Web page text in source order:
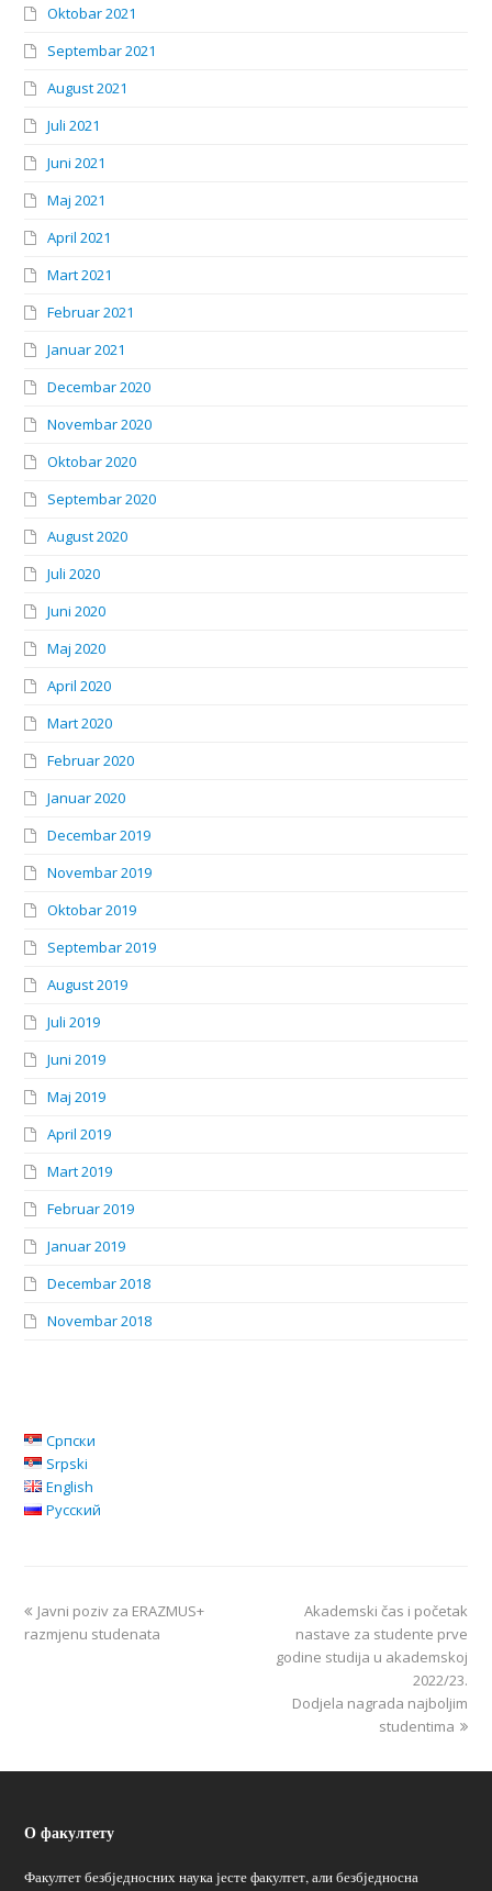
Oktobar 2021
Septembar 2021
August 2021
Juli 2021
Juni 2021
Maj 2021
April 2021
Mart 2021
Februar 2021
Januar 2021
Decembar 2020
Novembar 2020
Oktobar 2020
Septembar 2020
August 2020
Juli 2020
Juni 2020
Maj 2020
April 2020
Mart 2020
Februar 2020
Januar 2020
Decembar 2019
Novembar 2019
Oktobar 2019
Septembar 2019
August 2019
Juli 2019
Juni 2019
Maj 2019
April 2019
Mart 2019
Februar 2019
Januar 2019
Decembar 2018
Novembar 2018
Српски
Srpski
English
Русский
Javni poziv za ERAZMUS+
razmjenu studenata
Akademski čas i početak
nastave za studente prve
godine studija u akademskoj
2022/23.
Dodjela nagrada najboljim
studentima
О факултету
Факултет безбједносних наука јесте факултет, али безбједносна